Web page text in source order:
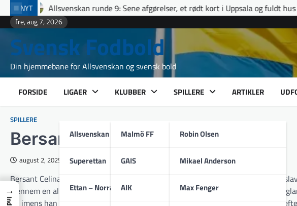
Skip
to
content
NYT
runde 9: Sene afgørelser, et rødt kort i Uppsala og fuldt hus til udeholdene i
fre, aug 7, 2026
Svensk Fodbold
Din hjemmebane for Allsvenskan og svensk bold
FORSIDE LIGAER
Allsvenskan
Superettan
Ettan – Norra
KLUBBER
Malmö FF
GAIS
AIK
SPILLERE
Robin Olsen
Mikael Anderson
Max Fenger
ARTIKLER
SPILLERE
Bersant Celina
august 2, 2025
Bersant Celina, født 9. september 1996 i den daværende Forbundsrepublik
igennem en allerede lang og omskiftelig karriere har repræsenteret klubber i
alt imens han på internationalt plan har valgt at spille for Kosovos A-landshold
→